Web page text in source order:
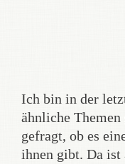
Ich bin in der
ähnliche Themen
gefragt, ob es
ihnen gibt. Da ist